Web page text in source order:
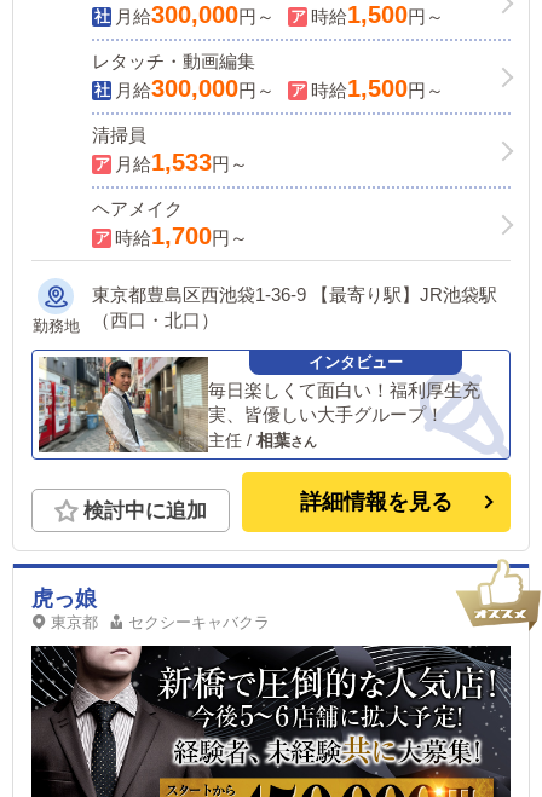
月給300,000円～ 時給1,500円～
レタッチ・動画編集
月給300,000円～ 時給1,500円～
清掃員
月給1,533円～
ヘアメイク
時給1,700円～
勤務地
東京都豊島区西池袋1-36-9 【最寄り駅】JR池袋駅
（西口・北口）
毎日楽しくて面白い！福利厚生充
実、皆優しい大手グループ！
主任 / 相葉
検討中に追加 詳細情報を見る
虎っ娘
東京都 セクシーキャバクラ